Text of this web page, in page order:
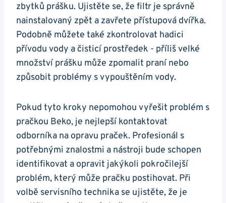
‌zbytků prášku. Ujistěte ‌se, že⁢ filtr je správně
nainstalovaný zpět a⁢ zavřete přístupová dvířka.
Podobně můžete také zkontrolovat​ hadici
přívodu vody a čisticí prostředek -⁢ příliš velké
množství prášku může zpomalit praní‌ nebo
způsobit problémy s vypouštěním vody.
Pokud tyto kroky nepomohou vyřešit problém s
pračkou‍ Beko, je nejlepší kontaktovat
odborníka na opravu​ praček. Profesionál s
potřebnými ⁢znalostmi a nástroji bude schopen
identifikovat a‌ opravit jakýkoli pokročilejší
problém, který může pračku postihovat. Při‌
volbě servisního technika se ujistěte,⁤ že je